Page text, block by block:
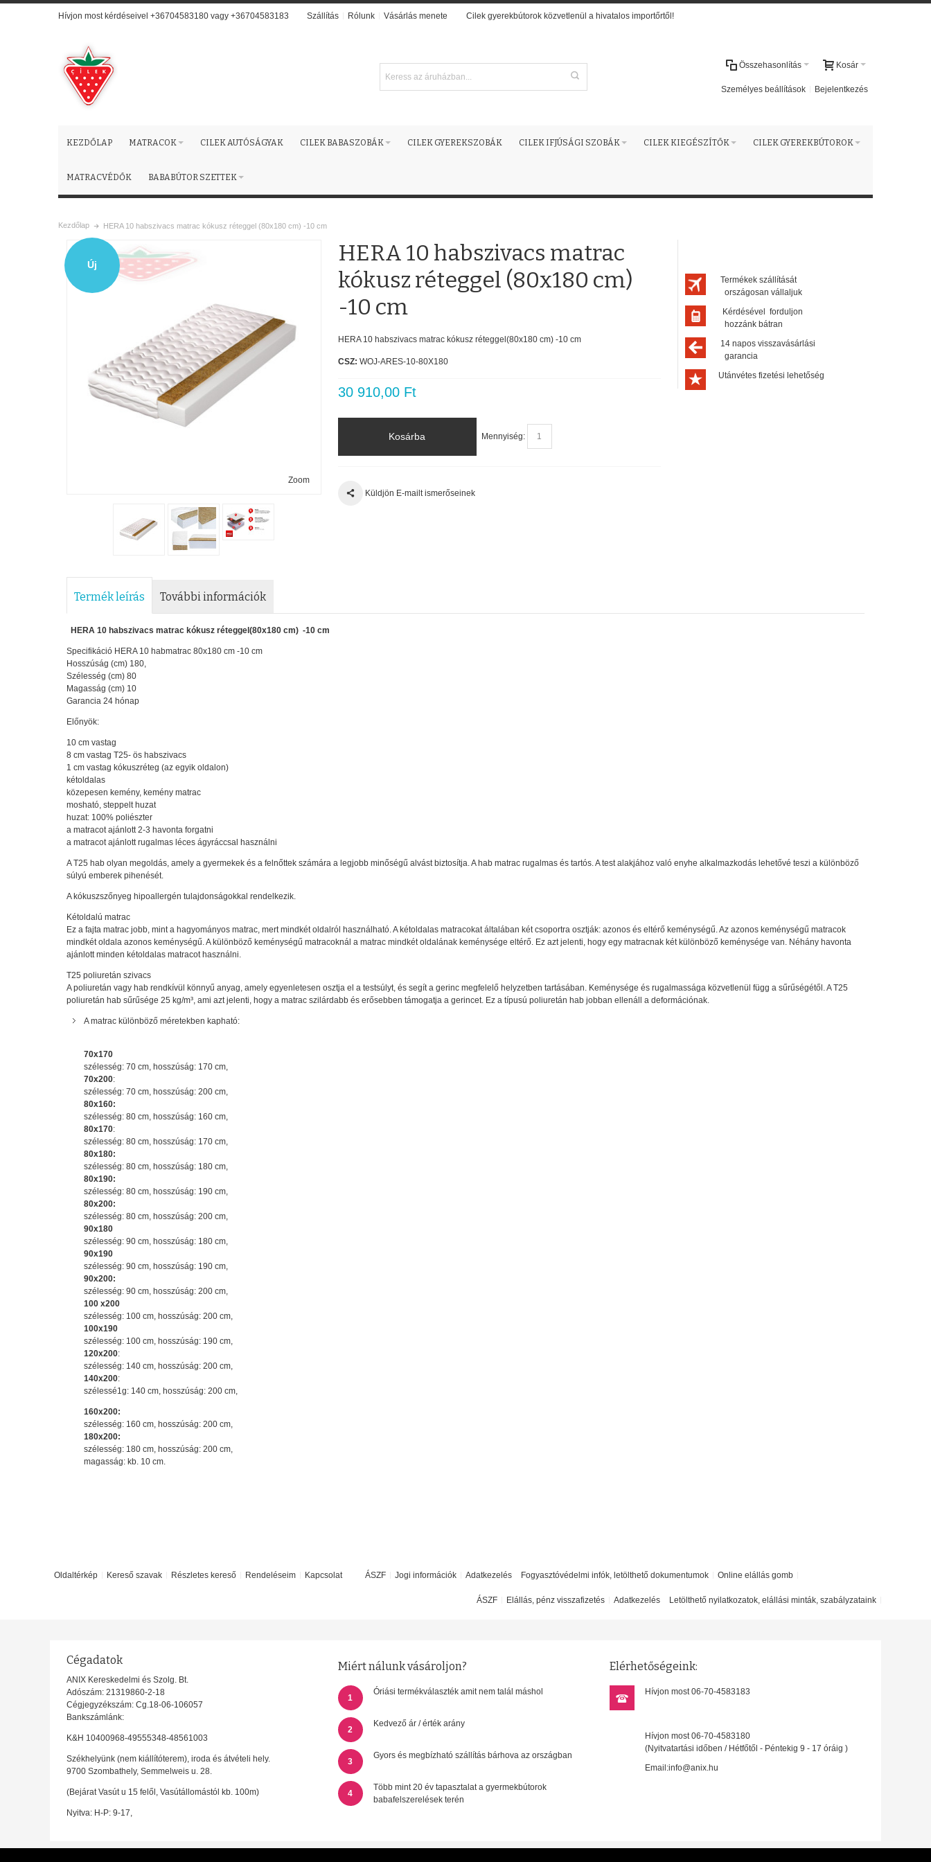
Hívjon most kérdéseivel +36704583180 vagy +36704583183 Szállítás Rólunk Vásárlás menete Cilek gyerekbútorok közvetlenül a hivatalos importőrtől!
Kosár
Összehasonlítás
Személyes beállítások Bejelentkezés
KEZDŐLAP MATRACOK CILEK AUTÓSÁGYAK CILEK BABASZOBÁK CILEK GYEREKSZOBÁK CILEK IFJÚSÁGI SZOBÁK CILEK KIEGÉSZÍTŐK CILEK GYEREKBÚTOROK
MATRACVÉDŐK BABABÚTOR SZETTEK
Kezdőlap HERA 10 habszivacs matrac kókusz réteggel (80x180 cm) -10 cm
Zoom
Új
HERA 10 habszivacs matrac
kókusz réteggel (80x180 cm)
-10 cm
HERA 10 habszivacs matrac kókusz réteggel(80x180 cm) -10 cm
CSZ: WOJ-ARES-10-80X180
30 910,00 Ft
Mennyiség:
Kosárba
Küldjön E-mailt ismerőseinek
Termékek szállítását
országosan vállaljuk
Kérdésével forduljon
hozzánk bátran
14 napos visszavásárlási
garancia
Utánvétes fizetési lehetőség
Termék leírás További információk
HERA 10 habszivacs matrac kókusz réteggel(80x180 cm) -10 cm
Specifikáció HERA 10 habmatrac 80x180 cm -10 cm
Hosszúság (cm) 180,
Szélesség (cm) 80
Magasság (cm) 10
Garancia 24 hónap
Előnyök:
10 cm vastag
8 cm vastag T25- ös habszivacs
1 cm vastag kókuszréteg (az egyik oldalon)
kétoldalas
közepesen kemény, kemény matrac
mosható, steppelt huzat
huzat: 100% poliészter
a matracot ajánlott 2-3 havonta forgatni
a matracot ajánlott rugalmas léces ágyráccsal használni
A T25 hab olyan megoldás, amely a gyermekek és a felnőttek számára a legjobb minőségű alvást biztosítja. A hab matrac rugalmas és tartós. A test alakjához való enyhe alkalmazkodás lehetővé teszi a különböző
súlyú emberek pihenését.
A kókuszszőnyeg hipoallergén tulajdonságokkal rendelkezik.
Kétoldalú matrac
Ez a fajta matrac jobb, mint a hagyományos matrac, mert mindkét oldalról használható. A kétoldalas matracokat általában két csoportra osztják: azonos és eltérő keménységű. Az azonos keménységű matracok
mindkét oldala azonos keménységű. A különböző keménységű matracoknál a matrac mindkét oldalának keménysége eltérő. Ez azt jelenti, hogy egy matracnak két különböző keménysége van. Néhány havonta
ajánlott minden kétoldalas matracot használni.
T25 poliuretán szivacs
A poliuretán vagy hab rendkívül könnyű anyag, amely egyenletesen osztja el a testsúlyt, és segít a gerinc megfelelő helyzetben tartásában. Keménysége és rugalmassága közvetlenül függ a sűrűségétől. A T25
poliuretán hab sűrűsége 25 kg/m³, ami azt jelenti, hogy a matrac szilárdabb és erősebben támogatja a gerincet. Ez a típusú poliuretán hab jobban ellenáll a deformációnak.
A matrac különböző méretekben kapható:
70x170
szélesség: 70 cm, hosszúság: 170 cm,
70x200:
szélesség: 70 cm, hosszúság: 200 cm,
80x160:
szélesség: 80 cm, hosszúság: 160 cm,
80x170:
szélesség: 80 cm, hosszúság: 170 cm,
80x180:
szélesség: 80 cm, hosszúság: 180 cm,
80x190:
szélesség: 80 cm, hosszúság: 190 cm,
80x200:
szélesség: 80 cm, hosszúság: 200 cm,
90x180
szélesség: 90 cm, hosszúság: 180 cm,
90x190
szélesség: 90 cm, hosszúság: 190 cm,
90x200:
szélesség: 90 cm, hosszúság: 200 cm,
100 x200
szélesség: 100 cm, hosszúság: 200 cm,
100x190
szélesség: 100 cm, hosszúság: 190 cm,
120x200:
szélesség: 140 cm, hosszúság: 200 cm,
140x200:
szélessé1g: 140 cm, hosszúság: 200 cm,
160x200:
szélesség: 160 cm, hosszúság: 200 cm,
180x200:
szélesség: 180 cm, hosszúság: 200 cm,
magasság: kb. 10 cm.
Oldaltérkép Kereső szavak Részletes kereső Rendeléseim Kapcsolat ÁSZF Jogi információk Adatkezelés Fogyasztóvédelmi infók, letölthető dokumentumok Online elállás gomb
ÁSZF Elállás, pénz visszafizetés Adatkezelés Letölthető nyilatkozatok, elállási minták, szabályzataink
Cégadatok
ANIX Kereskedelmi és Szolg. Bt.
Adószám: 21319860-2-18
Cégjegyzékszám: Cg.18-06-106057
Bankszámlánk:
K&H 10400968-49555348-48561003
Székhelyünk (nem kiállítóterem), iroda és átvételi hely.
9700 Szombathely, Semmelweis u. 28.
(Bejárat Vasút u 15 felől, Vasútállomástól kb. 100m)
Nyitva: H-P: 9-17,
Miért nálunk vásároljon?
1
Óriási termékválaszték amit nem talál máshol
2
Kedvező ár / érték arány
3
Gyors és megbízható szállítás bárhova az országban
4
Több mint 20 év tapasztalat a gyermekbútorok
babafelszerelések terén
Elérhetőségeink:
Hívjon most 06-70-4583183
Hívjon most 06-70-4583180
(Nyitvatartási időben / Hétfőtől - Péntekig 9 - 17 óráig )
Email:info@anix.hu